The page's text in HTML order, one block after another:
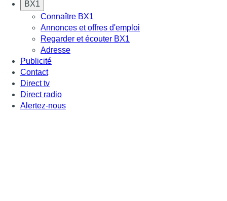
BX1
Connaître BX1
Annonces et offres d'emploi
Regarder et écouter BX1
Adresse
Publicité
Contact
Direct tv
Direct radio
Alertez-nous